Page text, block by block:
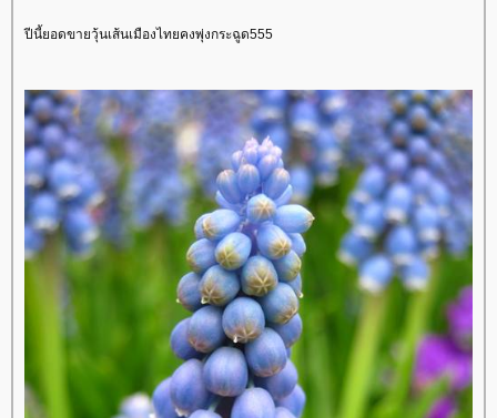
ปีนี้ยอดขายวุ้นเส้นเมืองไทยคงพุ่งกระฉูด555